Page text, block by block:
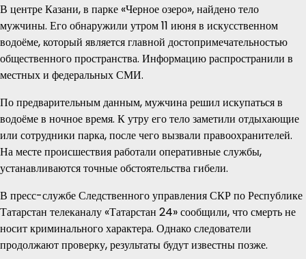
В центре Казани, в парке «Черное озеро», найдено тело
мужчины. Его обнаружили утром 11 июня в искусственном
водоёме, который является главной достопримечательностью
общественного пространства. Информацию распространили в
местных и федеральных СМИ.
По предварительным данным, мужчина решил искупаться в
водоёме в ночное время. К утру его тело заметили отдыхающие
или сотрудники парка, после чего вызвали правоохранителей.
На месте происшествия работали оперативные службы,
устанавливаются точные обстоятельства гибели.
В пресс-службе Следственного управления СКР по Республике
Татарстан телеканалу «Татарстан 24» сообщили, что смерть не
носит криминального характера. Однако следователи
продолжают проверку, результаты будут известны позже.